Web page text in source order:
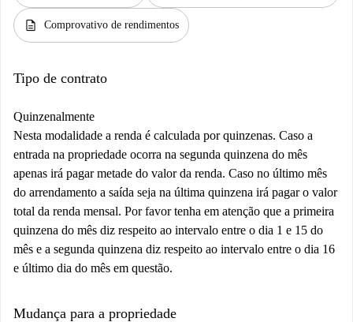
description Comprovativo de rendimentos
Tipo de contrato
Quinzenalmente
Nesta modalidade a renda é calculada por quinzenas. Caso a
entrada na propriedade ocorra na segunda quinzena do mês
apenas irá pagar metade do valor da renda. Caso no último mês
do arrendamento a saída seja na última quinzena irá pagar o valor
total da renda mensal. Por favor tenha em atenção que a primeira
quinzena do mês diz respeito ao intervalo entre o dia 1 e 15 do
mês e a segunda quinzena diz respeito ao intervalo entre o dia 16
e último dia do mês em questão.
Mudança para a propriedade